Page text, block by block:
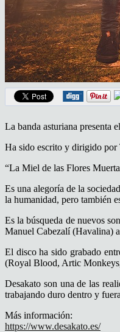
La banda asturiana presenta
Ha sido escrito y dirigido
“La Miel de las Flores
Es una alegoría de la
la humanidad, pero también
Es la búsqueda de nuevos
Manuel Cabezalí (Havalina)
El disco ha sido grabado
(Royal Blood, Artic
Desakato son una de las
trabajando duro dentro y
Más información:
https://www.desakato.es/